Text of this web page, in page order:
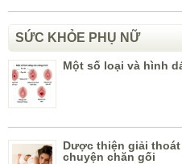
SỨC KHỎE PHỤ NỮ
Một số loại và hình
Dược thiện giải
chuyện chăn gối